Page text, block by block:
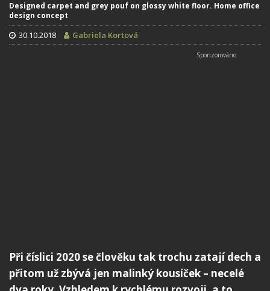
Designed carpet and grey pouf on glossy white floor. Home office
design concept
30.10.2018 Gabriela Kortová
Při číslici 2020 se člověku tak trochu zatají dech a
přitom už zbývá jen malinký kousíček – necelé